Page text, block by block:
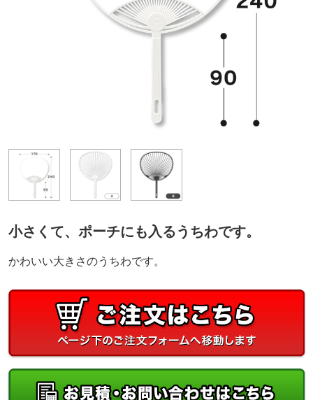
小さくて、ポーチにも入るうちわです。
かわいい大きさのうちわです。